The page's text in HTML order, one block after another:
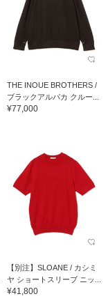
THE INOUE BROTHERS /
ブラックアルパカ クルー...
¥77,000
【別注】SLOANE / カシミ
ヤ ショートスリーブ ニッ...
¥41,800